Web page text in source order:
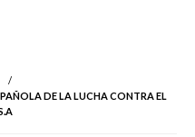
DE LA LUCHA CONTRA EL